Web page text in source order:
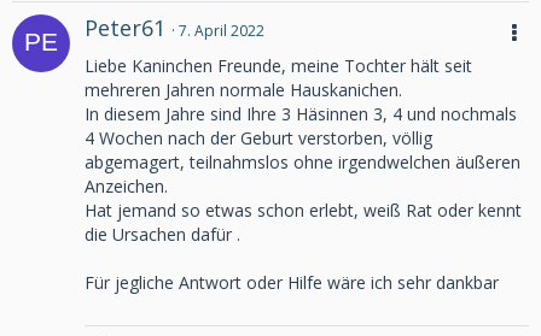
Peter61 7. April 2022
Liebe Kaninchen Freunde, meine Tochter hält seit
mehreren Jahren normale Hauskanichen.
In diesem Jahre sind Ihre 3 Häsinnen 3, 4 und nochmals
4 Wochen nach der Geburt verstorben, völlig
abgemagert, teilnahmslos ohne irgendwelchen äußeren
Anzeichen.
Hat jemand so etwas schon erlebt, weiß Rat oder kennt
die Ursachen dafür .
Für jegliche Antwort oder Hilfe wäre ich sehr dankbar